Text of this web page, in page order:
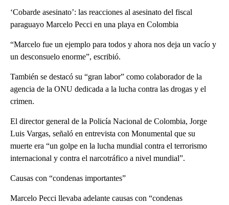
‘Cobarde asesinato’: las reacciones al asesinato del fiscal
paraguayo Marcelo Pecci en una playa en Colombia
“Marcelo fue un ejemplo para todos y ahora nos deja un vacío y
un desconsuelo enorme”, escribió.
También se destacó su “gran labor” como colaborador de la
agencia de la ONU dedicada a la lucha contra las drogas y el
crimen.
El director general de la Policía Nacional de Colombia, Jorge
Luis Vargas, señaló en entrevista con Monumental que su
muerte era “un golpe en la lucha mundial contra el terrorismo
internacional y contra el narcotráfico a nivel mundial”.
Causas con “condenas importantes”
Marcelo Pecci llevaba adelante causas con “condenas